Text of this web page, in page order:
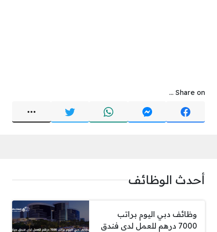
Share on ...
أحدث الوظائف
وظائف دبي اليوم براتب
7000 درهم للعمل لدى فندق